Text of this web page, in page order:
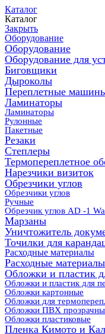
Каталог
Каталог
Закрыть
Оборудование
Оборудование
Оборудование для
Биговщики
Дыроколы
Переплетные
Ламинаторы
Ламинаторы
Рулонные
Пакетные
Резаки
Степлеры
Термопереплетное
Нарезчики визиток
Обрезчики углов
Обрезчики углов
Ручные
Обрезчик углов AD -1
Марзаны
Уничтожитель
Точилки для
Расходные материалы
Расходные материалы
Обложки и пластик
Обложки и пластик для
Обложки картонные
Обложки для
Обложки ПВХ
Обложки пластиковые
Пленка Кимото и